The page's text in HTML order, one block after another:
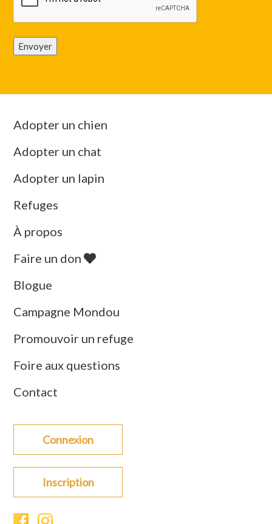
Envoyer
Adopter un chien
Adopter un chat
Adopter un lapin
Refuges
À propos
Faire un don
Blogue
Campagne Mondou
Promouvoir un refuge
Foire aux questions
Contact
Connexion
Inscription